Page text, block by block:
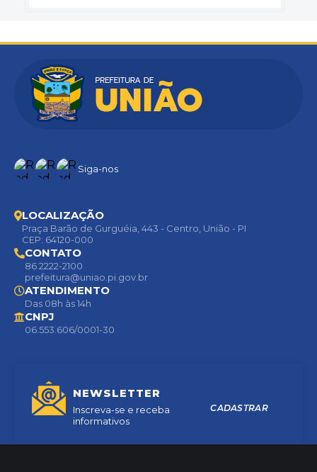
Siga-nos
NEWSLETTER
Inscreva-se e receba
informativos
CADASTRAR
LOCALIZAÇÃO
Praça Barão de Gurguéia, 443 - Centro, União - PI
CEP: 64120-000
CONTATO
86 2222-2100
prefeitura@uniao.pi.gov.br
ATENDIMENTO
Das 08h às 14h
CNPJ
06.553.606/0001-30